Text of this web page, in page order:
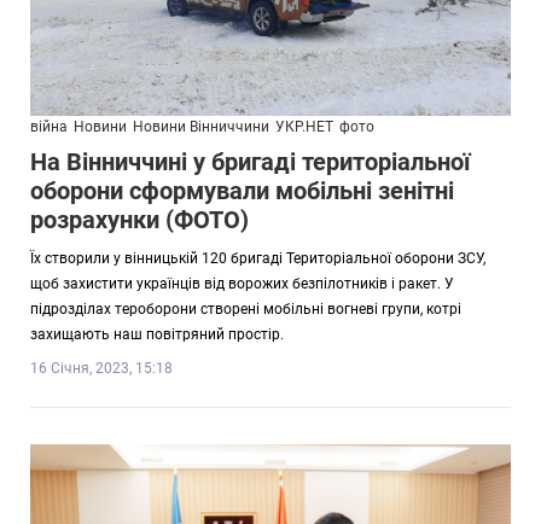
війна Новини Новини Вінниччини УКР.НЕТ фото
На Вінниччині у бригаді територіальної
оборони сформували мобільні зенітні
розрахунки (ФОТО)
Їх створили у вінницькій 120 бригаді Територіальної оборони ЗСУ,
щоб захистити українців від ворожих безпілотників і ракет. У
підрозділах тероборони створені мобільні вогневі групи, котрі
захищають наш повітряний простір.
16 Січня, 2023, 15:18